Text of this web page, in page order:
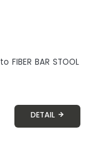
BAR STOOL
DETAIL